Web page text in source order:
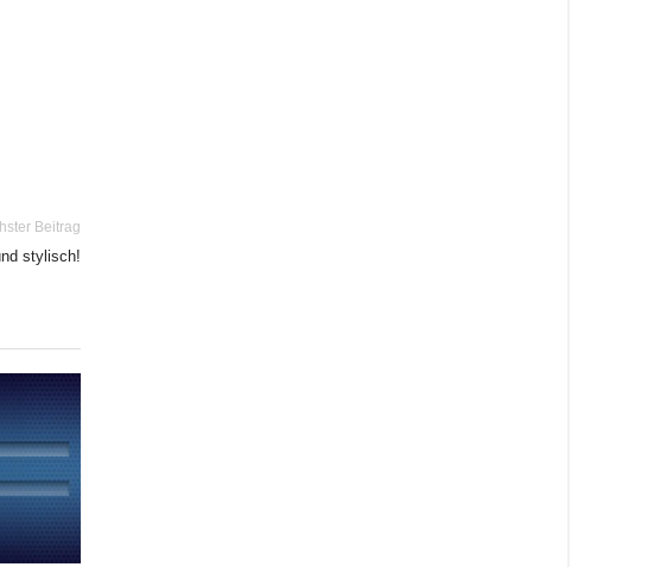
Beitrag
stylisch!